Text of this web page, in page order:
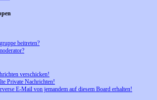
beitreten?
verschicken!
Private Nachrichten!
E-Mail von jemandem auf diesem Board erhalten!